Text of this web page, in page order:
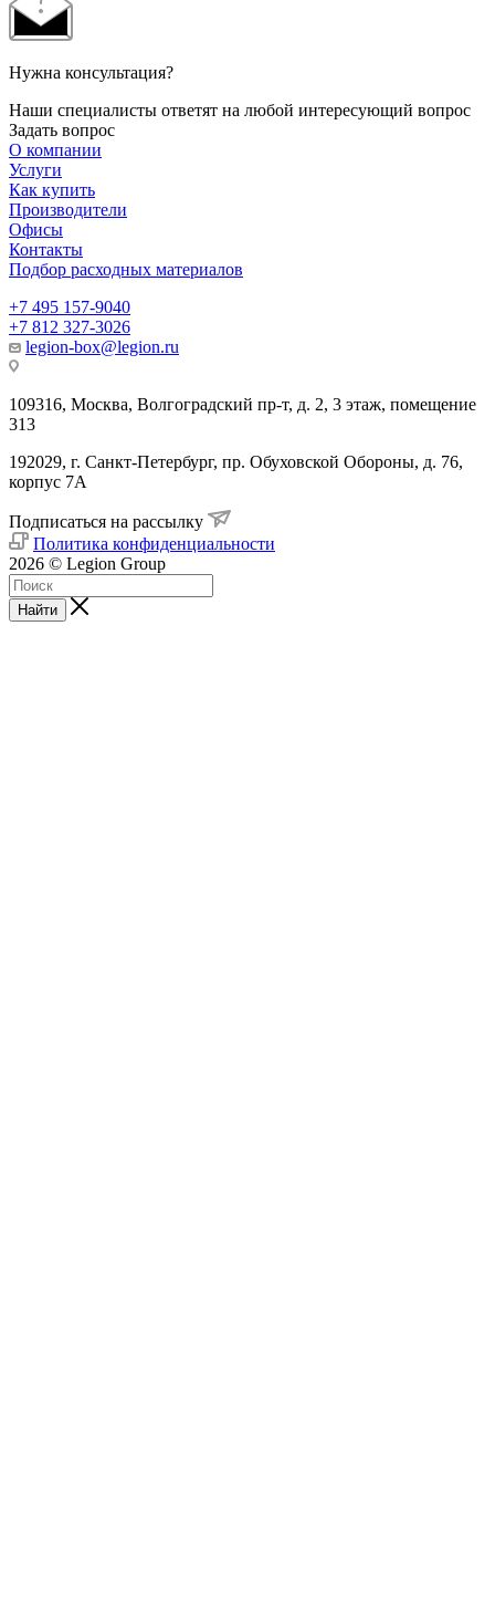
Нужна консультация?
Наши специалисты ответят на любой интересующий вопрос
Задать вопрос
О компании
Услуги
Как купить
Производители
Офисы
Контакты
Подбор расходных материалов
+7 495 157-9040
+7 812 327-3026
legion-box@legion.ru
109316, Москва, Волгоградский пр-т, д. 2, 3 этаж, помещение
313
192029, г. Санкт-Петербург, пр. Обуховской Обороны, д. 76,
корпус 7А
Подписаться на рассылку
Политика конфиденциальности
2026 © Legion Group
Найти